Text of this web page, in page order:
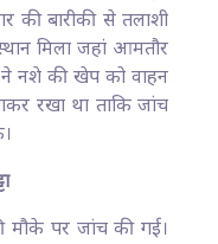
बारीकी से तलाशी
मिला जहां आमतौर
ने नशे की खेप को वाहन
रखा था ताकि जांच
मौके पर जांच की गई।